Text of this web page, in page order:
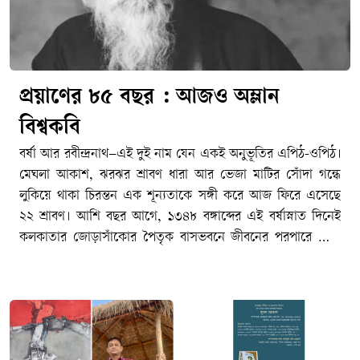
প্রয়াণের ৮৫ বছর : আজও অম্লান
বিশ্বকবি
বর্ষা আর রবীন্দ্রনাথ–এই দুই নাম যেন একই অনুভূতির এপিঠ-ওপিঠ।
মেঘলা আকাশ, ঝরঝর শ্রাবণ ধারা আর ভেজা মাটির সোঁদা গন্ধে
লুকিয়ে থাকা চিরন্তন এক শূন্যতাকে সঙ্গী করে আজ ফিরে এসেছে
২২ শ্রাবণ। আশি বছর আগে, ১৩৪৮ বঙ্গাব্দের এই বর্ষাস্নাত দিনেই
কলকাতার জোড়াসাঁকোর পৈতৃক বাসভবনে জীবনের পরপারে পাড়ি
গেলেও বাঙালির হৃদয়ে তিনি এতটুকু পুরোনো হননি। জীবনের
অনাবিল আনন্দ, গভীর বেদনা, বিরহ-মিলন কিংবা প্রার্থনা–মানুষের
মনস্তাত্ত্বিক প্রতিচ্ছবির প্রতিটি নিবিড় কোণে আজও তিনি একইভাবে